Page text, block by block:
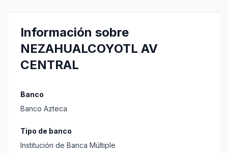
Información sobre
NEZAHUALCOYOTL AV
CENTRAL
Banco
Banco Azteca
Tipo de banco
Institución de Banca Múltiple